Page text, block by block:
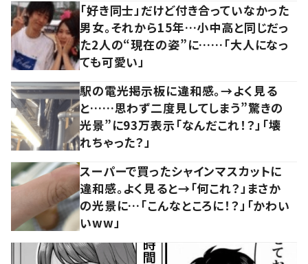
「好き同士」だけど付き合っていなかった
男女。それから15年…小中高と同じだっ
た2人の“現在の姿”に……「大人になっ
ても可愛い」
駅の電光掲示板に違和感。→よく見る
と……思わず二度見してしまう”驚きの
光景”に93万表示「なんだこれ！？」「壊
れちゃった？」
スーパーで買ったシャインマスカットに
違和感。よく見ると→「何これ？」まさか
の光景に…「こんなところに！？」「かわい
いww」